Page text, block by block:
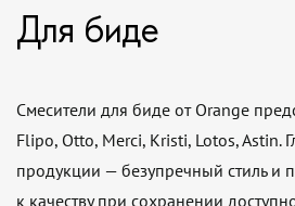
Для биде
Смесители для биде от Orange
Flipo, Otto, Merci, Kristi, Lotos, Astin.
продукции — безупречный стиль и
к качеству при сохранении